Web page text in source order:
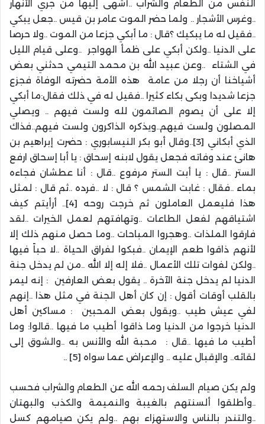
النفس من الطعام والشراب ..أشهى إليها من جري الأنهار
..وغرس الأشجار .. ولما حضر الموت عامر بن قيس ..جعل يبكي
..فقيل له ما يبكيك ؟قال : ما أبكي جزعا من الموت ..ولا حرصا
على الدنيا ..ولكن أبكي على ظمأ الهواجر ..وعلى قيام الليل
في الشتاء ..وعن عبيد الله بن محمد التيمي حدثني بعض
أشياخنا أن رجلا من عامة هذه الأمة حضرته الوفاة فجزع
جزعا شديدا وبكى بكاء كثيرا ..فقيل له في ذلك فقال:ما أبكي
إلا على أن يصوم الصائمون لله ولست فيهم .. ويصلي
المصلون ولست فيهم..ويذكره الذاكرون ولست فيهم..فذاك
الذي أبكاني [3]..وقال أبو بكر النيسابوري : حضرت إبراهيم بن
هانئ عند وفاته فجعل يقول لابنه إسحاق : يا أبا إسحاق ارفع
الستر ..قال : يا أبت الستر مرفوع ..قال : أنا عطشان فجاءه
بماء ..فقال : غابت الشمس ؟ قال : لا ..فرده ..ثم قال : لمثل
هذا فليعمل العاملون ثم خرجت روحه [4].. أرأيتم كيف
اشتياقهم لفعل الطاعات ..وتهافتهم لعمل الخيرات ..لقد
فارقوا الملذات ..وهجروا المباحات ..وما حصل منهم ذلك إلا
لأنهم ذاقوا طعم الإيمان ..فبكوا لفراق الحياة ..لا حباً فيها
..ولكن لفوات تلك الأعمال ..فلا إله إلا الله ..من لم يدخل جنة
الدنيا لم يدخل جنة الآخرة .. يقول بعض العارفين : إنه ليمر
بالقلب أوقات أقول : إن كان أهل الجنة في مثل هذا ..إنهم
لفي عيش طيب ..ويقول بعض المحبين : مساكين أهل
الدنيا خرجوا من الدنيا وما ذاقوا أطيب ما فيها ..قالوا: وما
أطيب ما فيها ..قال : محبة الله والأنس به ..والشوق إلى
لقائه.. والإقبال عليه .. والإعراض عما سواه [5] ..
ولم يكن صيام السلف رحمه الله عن الطعام والشراب فحسب
..وأطلقوا ألسنتهم بالغيبة والنميمة والكذب والبهتان
..والتندر بالناس والاستهزاء بهم ..ولم يكن صيامهم كسل